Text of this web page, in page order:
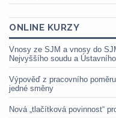
ONLINE KURZY
Vnosy ze SJM a vnosy do
Nejvyššího soudu a
Výpověď z pracovního
jedné směny
Nová „tlačítková povinnost“